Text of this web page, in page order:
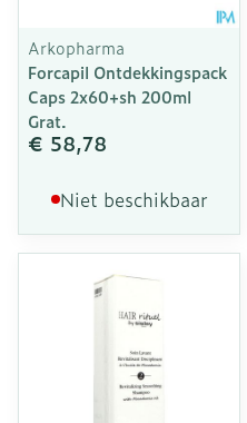
Arkopharma
Forcapil Ontdekkingspack
Caps 2x60+sh 200ml
Grat.
€ 58,78
Niet beschikbaar